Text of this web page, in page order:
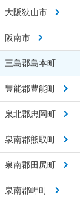
大阪狭山市
阪南市
三島郡島本町
豊能郡豊能町
泉北郡忠岡町
泉南郡熊取町
泉南郡田尻町
泉南郡岬町